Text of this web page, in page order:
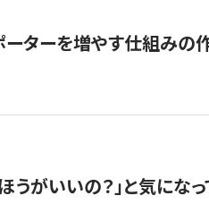
ポーターを増やす仕組み
ほうがいいの？」と気にな